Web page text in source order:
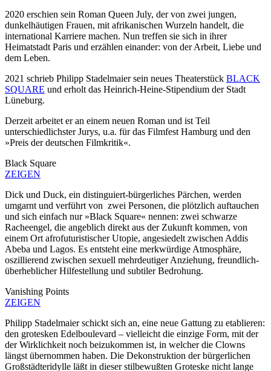
2020 erschien sein Roman Queen July, der von zwei jungen,
dunkelhäutigen Frauen, mit afrikanischen Wurzeln handelt, die
international Karriere machen. Nun treffen sie sich in ihrer
Heimatstadt Paris und erzählen einander: von der Arbeit, Liebe und
dem Leben.
2021 schrieb Philipp Stadelmaier sein neues Theaterstück BLACK
SQUARE und erholt das Heinrich-Heine-Stipendium der Stadt
Lüneburg.
Derzeit arbeitet er an einem neuen Roman und ist Teil
unterschiedlichster Jurys, u.a. für das Filmfest Hamburg und den
»Preis der deutschen Filmkritik«.
Black Square
ZEIGEN
Dick und Duck, ein distinguiert-bürgerliches Pärchen, werden
umgarnt und verführt von zwei Personen, die plötzlich auftauchen
und sich einfach nur »Black Square« nennen: zwei schwarze
Racheengel, die angeblich direkt aus der Zukunft kommen, von
einem Ort afrofuturistischer Utopie, angesiedelt zwischen Addis
Abeba und Lagos. Es entsteht eine merkwürdige Atmosphäre,
oszillierend zwischen sexuell mehrdeutiger Anziehung, freundlich-
überheblicher Hilfestellung und subtiler Bedrohung.
Vanishing Points
ZEIGEN
Philipp Stadelmaier schickt sich an, eine neue Gattung zu etablieren:
den grotesken Edelboulevard – vielleicht die einzige Form, mit der
der Wirklichkeit noch beizukommen ist, in welcher die Clowns
längst übernommen haben. Die Dekonstruktion der bürgerlichen
Großstädteridylle läßt in dieser stilbewußten Groteske nicht lange